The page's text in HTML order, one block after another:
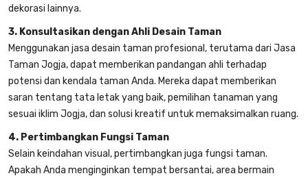
dekorasi lainnya.
3. Konsultasikan dengan Ahli Desain Taman
Menggunakan jasa desain taman profesional, terutama dari Jasa
Taman Jogja, dapat memberikan pandangan ahli terhadap
potensi dan kendala taman Anda. Mereka dapat memberikan
saran tentang tata letak yang baik, pemilihan tanaman yang
sesuai iklim Jogja, dan solusi kreatif untuk memaksimalkan ruang.
4. Pertimbangkan Fungsi Taman
Selain keindahan visual, pertimbangkan juga fungsi taman.
Apakah Anda menginginkan tempat bersantai, area bermain